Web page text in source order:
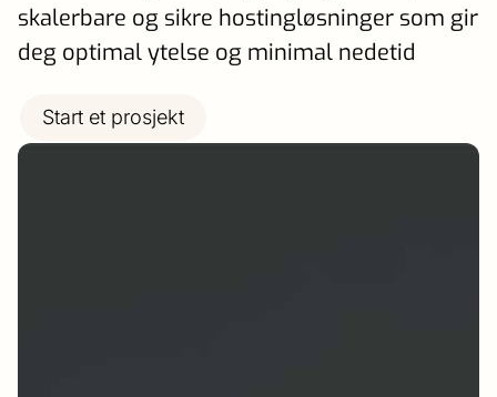
skalerbare og sikre hostingløsninger som gir
deg optimal ytelse og minimal nedetid
Start et prosjekt